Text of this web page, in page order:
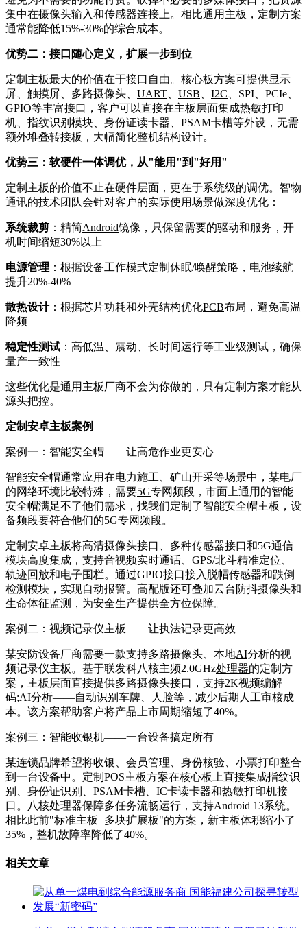
集中在摄像头输入和传感器连接上。相比通用主板，定制方案
通常能降低15%-30%的综合成本。
优势二：接口随心定义，扩展一步到位
定制主板最大的价值在于接口自由。核心板方案可提供显示
屏、触摸屏、多路摄像头、 UART USB I2C 、SPI、PCIe、
GPIO等丰富接口，客户可以直接在主板层面集成热敏打印
机、指纹识别模块、身份证读卡器、PSAM卡槽等外设，无需
额外堆叠转接板，大幅简化整机结构设计。
优势三：软硬件一体调优，从"能用"到"好用"
定制主板的价值不止在硬件层面，更在于系统级的调优。智物
通讯的技术团队会针对客户的实际使用场景做深度优化：
系统裁剪 ：精简Android镜像，只保留需要的驱动和服务，开
机时间缩短30%以上
电源管理 ：根据设备工作模式定制休眠/唤醒策略，电池续航
提升20%-40%
散热设计：根据芯片功耗和外壳结构优化PCB布局，避免高温
降频
稳定性测试 ：高低温、震动、长时间运行等工业级测试，确保
量产一致性
这些优化是通用主板厂商不会为你做的，只有定制方案才能从
源头把控。
定制安卓主板案例
案例一：智能安全帽——让高危作业更安心
智能安全帽通常应用在电力施工、矿山开采等场景中，某电厂
的网络环境比较特殊，需要5G专网频段，市面上通用的智能
安全帽满足不了他们需求，找我们定制了智能安全帽主板，设
备频段要符合他们的5G专网频段。
定制安卓主板将高清摄像头接口、多种传感器接口和5G通信
模块高度集成，支持音视频实时通话、GPS/北斗精准定位、
轨迹回放和电子围栏。通过GPIO接口接入脱帽传感器和跌倒
检测模块，实现自动报警。高配版还可叠加云台防抖摄像头和
生命体征监测，为安全生产提供全方位保障。
案例二：视频记录仪主板——让执法记录更高效
某安防设备厂商需要一款支持多路摄像头、本地AI分析的视
频记录仪主板。基于联发科八核主频2.0GHz处理器的定制方
案，主板层面直接提供多路摄像头接口，支持2K视频编解
码;AI分析——自动识别车牌、人脸等，减少后期人工审核成
本。该方案帮助客户将产品上市周期缩短了40%。
案例三：智能收银机——一台设备搞定所有
某连锁品牌希望将收银、会员管理、身份核验、小票打印整合
到一台设备中。定制POS主板方案在核心板上直接集成指纹识
别、身份证识别、PSAM卡槽、IC卡读卡器和热敏打印机接
口。八核处理器保障多任务流畅运行，支持Android 13系统。
相比此前"标准主板+多块扩展板"的方案，新主板体积缩小了
35%，整机故障率降低了40%。
相关文章